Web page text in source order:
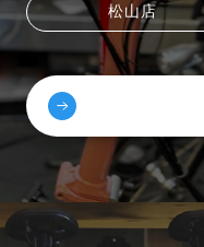
松山店